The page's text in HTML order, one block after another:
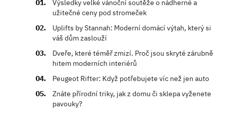
Výsledky velké vánoční soutěže o nádherné a
užitečné ceny pod stromeček
Uplifts by Stannah: Moderní domácí výtah, který si
váš dům zaslouží
Dveře, které téměř zmizí. Proč jsou skryté zárubně
hitem moderních interiérů
Peugeot Rifter: Když potřebujete víc než jen auto
Znáte přírodní triky, jak z domu či sklepa vyženete
pavouky?